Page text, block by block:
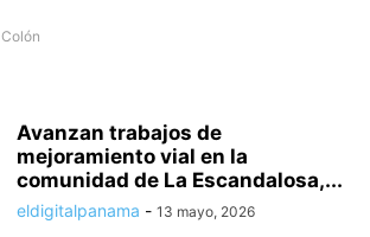
Colón
Avanzan trabajos de
mejoramiento vial en la
comunidad de La Escandalosa,...
eldigitalpanama - 13 mayo, 2026